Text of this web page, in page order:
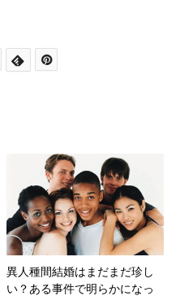
異人種間結婚はまだまだ珍し
い？ある事件で明らかになっ